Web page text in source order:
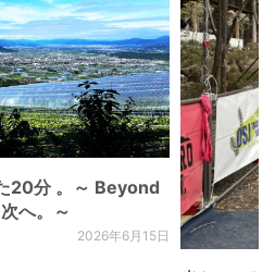
20分 。～ Beyond
へ。～
2026年6月15日